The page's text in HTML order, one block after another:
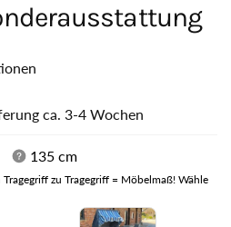
ca. 3-4 Wochen
135 cm
zu Tragegriff = Möbelmaß! Wähle